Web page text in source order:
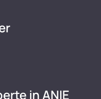
in ANIE